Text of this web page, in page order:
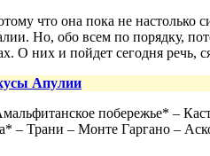
что она пока не
Но, обо всем по порядку,
них и пойдет сегодня речь,
Апулии
побережье* –
– Трани – Монте Гаргано –